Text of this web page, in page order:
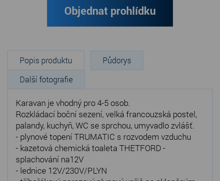
Objednat prohlídku
Popis produktu
Půdorys
Další fotografie
Karavan je vhodný pro 4-5 osob.
Rozkládací boční sezení, velká francouzská postel,
palandy, kuchyň, WC se sprchou, umyvadlo zvlášť.
- plynové topení TRUMATIC s rozvodem vzduchu
- kazetová chemická toaleta THETFORD -
splachování na12V
- lednice 12V/230V/PLYN